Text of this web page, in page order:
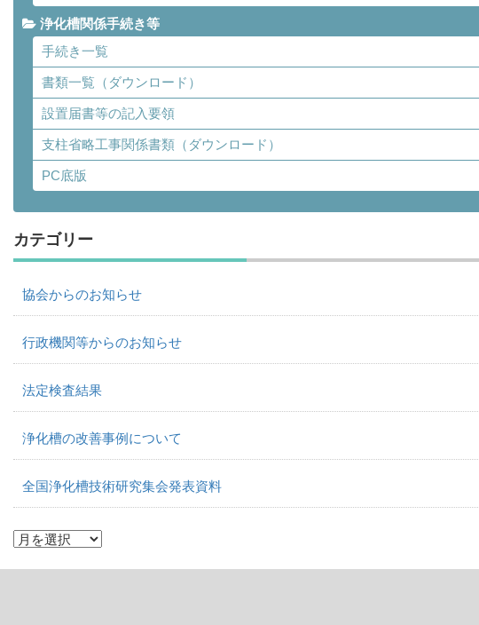
浄化槽関係手続き等
手続き一覧
書類一覧（ダウンロード）
設置届書等の記入要領
支柱省略工事関係書類（ダウンロード）
PC底版
カテゴリー
協会からのお知らせ
行政機関等からのお知らせ
法定検査結果
浄化槽の改善事例について
全国浄化槽技術研究集会発表資料